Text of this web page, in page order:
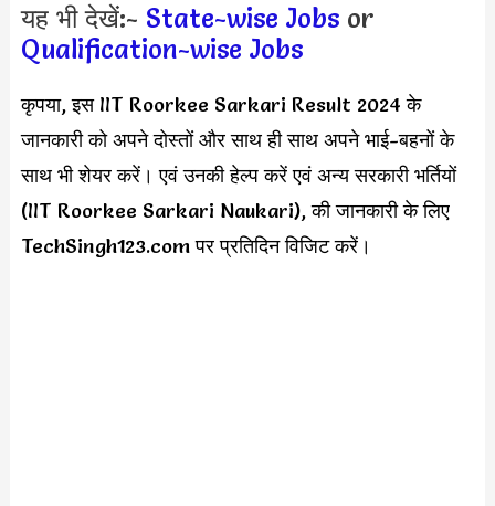
यह भी देखें:- State-wise Jobs or
Qualification-wise Jobs
कृपया, इस IIT Roorkee Sarkari Result 2024 के
जानकारी को अपने दोस्तों और साथ ही साथ अपने भाई-बहनों के
साथ भी शेयर करें। एवं उनकी हेल्प करें एवं अन्य सरकारी भर्तियों
(IIT Roorkee Sarkari Naukari), की जानकारी के लिए
TechSingh123.com पर प्रतिदिन विजिट करें।